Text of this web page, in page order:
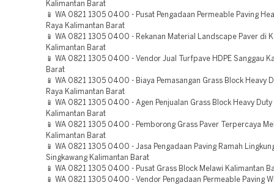
Kalimantan Barat
📱 WA 0821 1305 0400 - Pusat Pengadaan Permeable Paving
Raya Kalimantan Barat
📱 WA 0821 1305 0400 - Rekanan Material Landscape Paver di
Kalimantan Barat
📱 WA 0821 1305 0400 - Vendor Jual Turfpave HDPE Sanggau
Barat
📱 WA 0821 1305 0400 - Biaya Pemasangan Grass Block Heavy
Raya Kalimantan Barat
📱 WA 0821 1305 0400 - Agen Penjualan Grass Block Heavy Duty
Kalimantan Barat
📱 WA 0821 1305 0400 - Pemborong Grass Paver Terpercaya
Kalimantan Barat
📱 WA 0821 1305 0400 - Jasa Pengadaan Paving Ramah
Singkawang Kalimantan Barat
📱 WA 0821 1305 0400 - Pusat Grass Block Melawi Kalimantan
📱 WA 0821 1305 0400 - Vendor Pengadaan Permeable Paving